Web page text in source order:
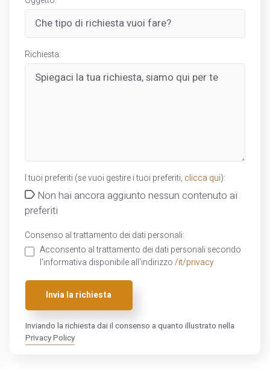
Richiesta:
I tuoi preferiti (se vuoi gestire i tuoi preferiti, clicca qui):
Non hai ancora aggiunto nessun contenuto ai
preferiti
Consenso al trattamento dei dati personali:
Acconsento al trattamento dei dati personali secondo
l'informativa disponibile all'indirizzo /it/privacy
Invia la richiesta
Inviando la richiesta dai il consenso a quanto illustrato nella
Privacy Policy